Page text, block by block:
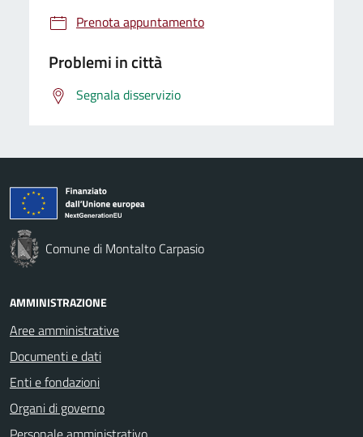
Prenota appuntamento
Problemi in città
Segnala disservizio
Comune di Montalto Carpasio
AMMINISTRAZIONE
Aree amministrative
Documenti e dati
Enti e fondazioni
Organi di governo